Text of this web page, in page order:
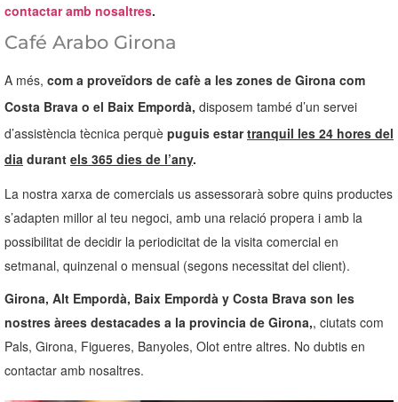
contactar amb nosaltres.
Café Arabo Girona
A més, com a proveïdors de cafè a les zones de Girona com
Costa Brava o el Baix Empordà, disposem també d’un servei
d’assistència tècnica perquè puguis estartranquil les 24 hores del
dia durant els 365 dies de l’any.
La nostra xarxa de comercials us assessorarà sobre quins productes
s’adapten millor al teu negoci, amb una relació propera i amb la
possibilitat de decidir la periodicitat de la visita comercial en
setmanal, quinzenal o mensual (segons necessitat del client).
Girona, Alt Empordà, Baix Empordà y Costa Brava son les
nostres àrees destacades a la provincia de Girona,, ciutats com
Pals, Girona, Figueres, Banyoles, Olot entre altres. No dubtis en
contactar amb nosaltres.